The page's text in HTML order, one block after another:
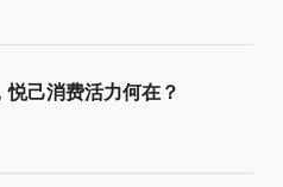
悦己消费活力何在？